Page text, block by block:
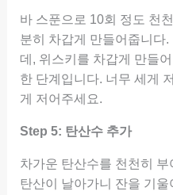
바 스푼으로 10회 정도 천
분히 차갑게 만들어줍니다.
데, 위스키를 차갑게 만들
한 단계입니다. 너무 세게
게 저어주세요.
Step 5: 탄산수 추가
차가운 탄산수를 천천히
탄산이 날아가니 잔을 기